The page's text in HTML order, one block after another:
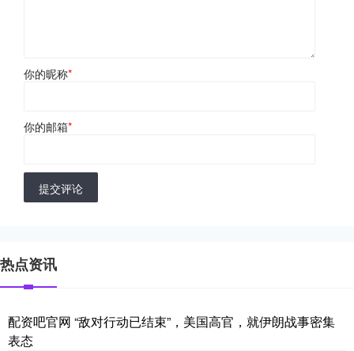
你的昵称*
你的邮箱*
提交评论
热点资讯
配资吧官网 “敌对行动已结束”，美国高官，就伊朗战事密集
表态